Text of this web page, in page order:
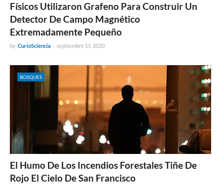
Físicos Utilizaron Grafeno Para Construir Un
Detector De Campo Magnético
Extremadamente Pequeño
by CurioSciencia - septiembre 11, 2020
BOSQUES
El Humo De Los Incendios Forestales Tiñe De
Rojo El Cielo De San Francisco